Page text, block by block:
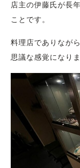
店主の伊藤氏が長
ことです。
料理店でありながら
思議な感覚になりま